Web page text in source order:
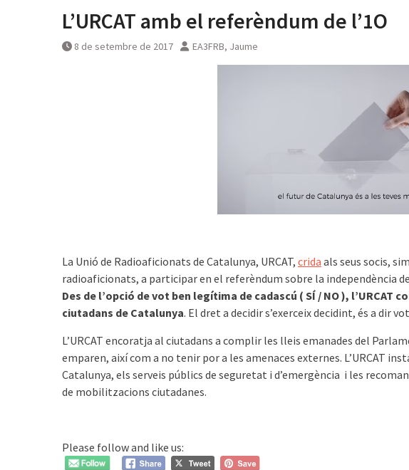
L’URCAT amb el referèndum de l’1O
8 de setembre de 2017 EA3FRB, Jaume
La Unió de Radioaficionats de Catalunya, URCAT, crida als seus socis,
radioaficionats, a participar en el referèndum sobre la independència
Des de l’opció de vot ben legítima de cadascú ( SÍ / NO ),
ciutadans de Catalunya. El dret a decidir s’exerceix decidint, és a dir
L’URCAT encoratja al ciutadans a complir les lleis emanades del
emparen, així com a no tenir por a les amenaces externes. L’URCAT
Catalunya, els serveis públics de seguretat i d’emergència i les
de mobilitzacions ciutadanes.
Please follow and like us: